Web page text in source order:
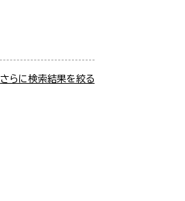
さらに検索結果を絞る